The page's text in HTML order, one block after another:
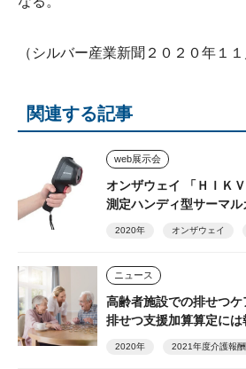
（シルバー産業新聞２０２０年１１
関連する記事
web展示会
オンザウェイ 「ＨＩＫ
測定ハンディ型サーマ
2020年 オンザウェイ
ニュース
高齢者施設での排せ
排せつ支援加算算定に
2020年 2021年度介護報